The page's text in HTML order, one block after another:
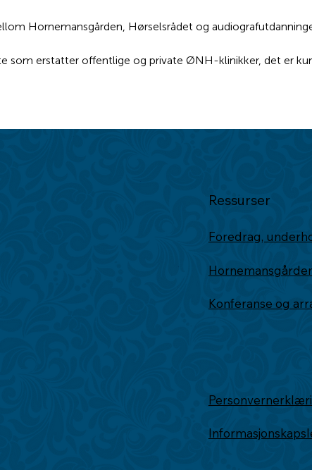
Hornemansgården, Hørselsrådet og
som erstatter offentlige og private ØNH-klinikker, det er
Ressurser
Foredrag,
Konferanse og